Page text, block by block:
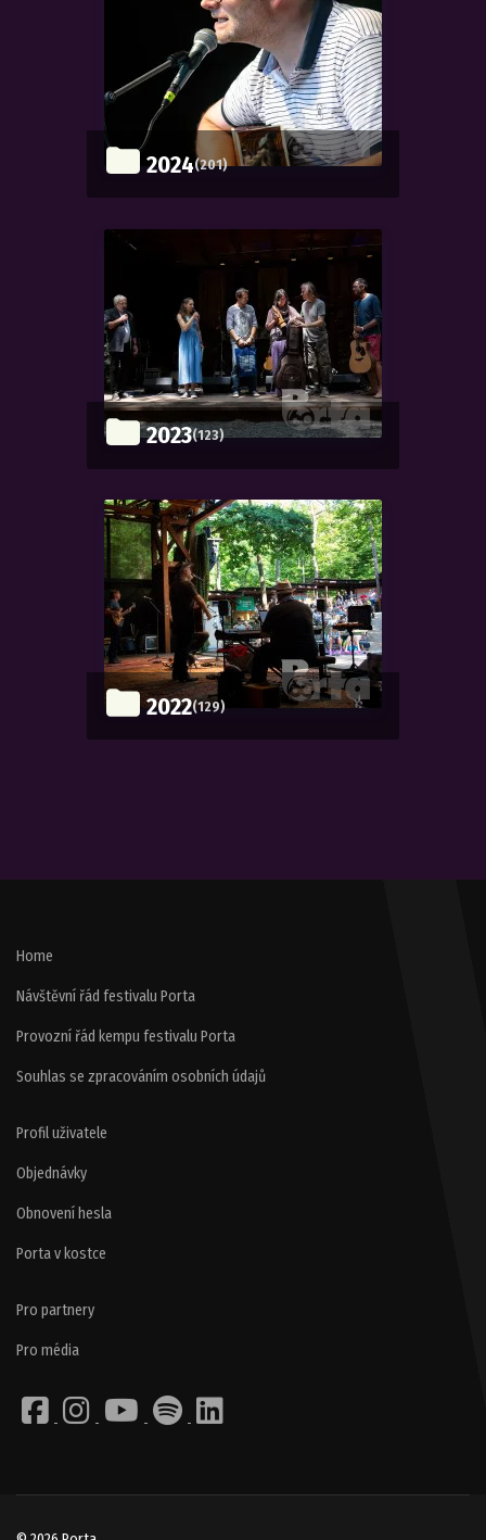
2024(201)
2023(123)
2022(129)
Home
Návštěvní řád festivalu Porta
Provozní řád kempu festivalu Porta
Souhlas se zpracováním osobních údajů
Profil uživatele
Objednávky
Obnovení hesla
Porta v kostce
Pro partnery
Pro média